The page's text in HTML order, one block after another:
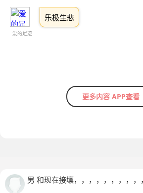
爱的足迹
乐极生悲
更多内容 APP查看
男 和现在接壤，，，，，，，，，